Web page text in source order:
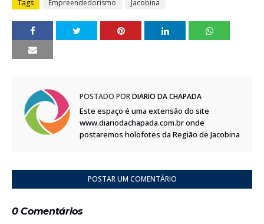
Tags Empreendedorismo Jacobina
POSTADO PORDIÁRIO DA CHAPADA
Este espaço é uma extensão do site
www.diariodachapada.com.br onde
postaremos holofotes da Região de Jacobina
POSTAR UM COMENTÁRIO
0 Comentários